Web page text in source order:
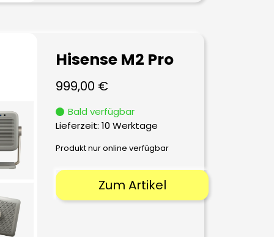
Hisense M2 Pro
999,00 €
Bald verfügbar
Lieferzeit: 10 Werktage
Produkt nur online verfügbar
Zum Artikel